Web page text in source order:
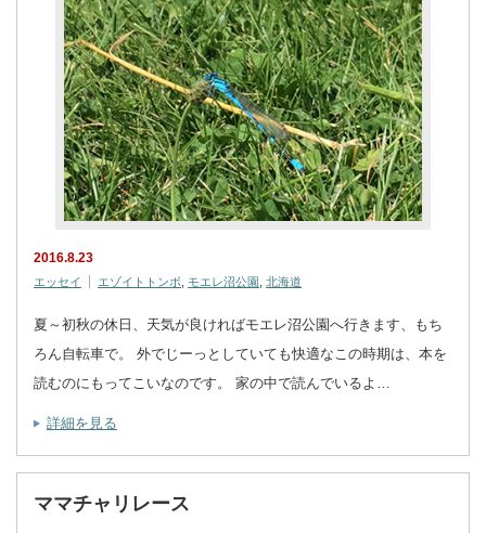
2016.8.23
エッセイ エゾイトトンボ モエレ沼公園 北海道
夏～初秋の休日、天気が良ければモエレ沼公園へ行きます、もち
ろん自転車で。 外でじーっとしていても快適なこの時期は、本を
読むのにもってこいなのです。 家の中で読んでいるよ…
詳細を見る
ママチャリレース